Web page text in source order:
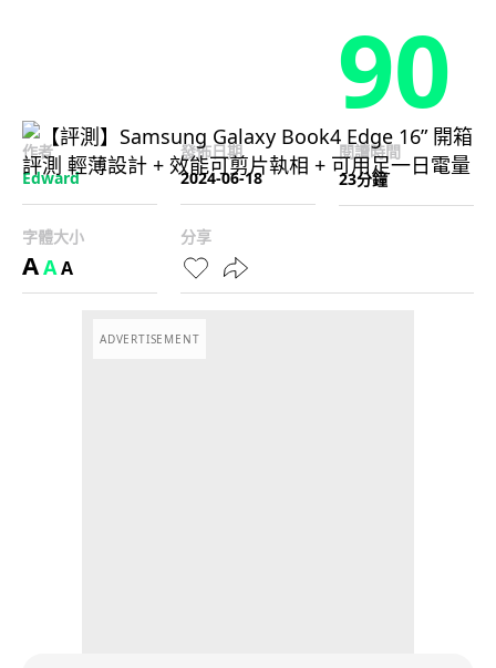
90
作者
Edward
發佈日期
2024-06-18
閱讀時間
23分鐘
字體大小
AAA
分享
ADVERTISEMENT